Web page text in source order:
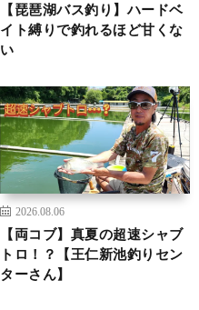
【琵琶湖バス釣り】ハードベ
イト縛りで釣れるほど甘くな
い
2026.08.06
【両コブ】真夏の超速シャブ
トロ！？【王仁新池釣りセン
ターさん】